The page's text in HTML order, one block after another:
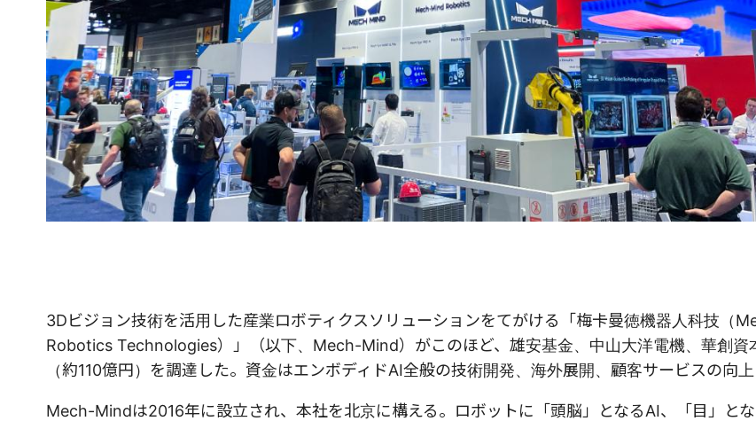
3Dビジョン技術を活用した産業ロボティクスソリューションをてがける「梅卡曼徳機器人科技（
Robotics Technologies）」（以下、Mech-Mind）がこのほど、雄安基金、中山大洋電機、華創資
（約110億円）を調達した。資金はエンボディドAI全般の技術開発、海外展開、顧客サービスの向上
Mech-Mindは2016年に設立され、本社を北京に構える。ロボットに「頭脳」となるAI、「目」とな